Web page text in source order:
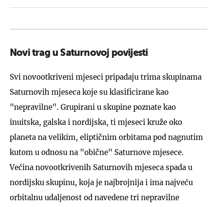
Novi trag u Saturnovoj povijesti
Svi novootkriveni mjeseci pripadaju trima skupinama
Saturnovih mjeseca koje su klasificirane kao
"nepravilne". Grupirani u skupine poznate kao
inuitska, galska i nordijska, ti mjeseci kruže oko
planeta na velikim, eliptičnim orbitama pod nagnutim
kutom u odnosu na "obične" Saturnove mjesece.
Većina novootkrivenih Saturnovih mjeseca spada u
nordijsku skupinu, koja je najbrojnija i ima najveću
orbitalnu udaljenost od navedene tri nepravilne